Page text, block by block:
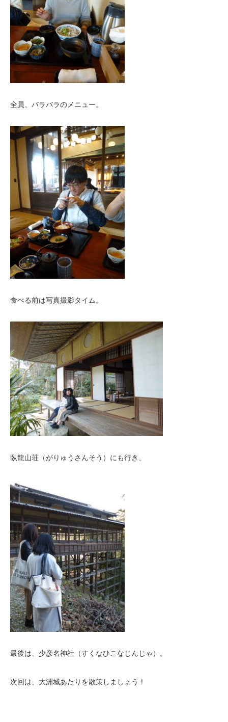
全員、バラバラのメニュー。
食べる前は写真撮影タイム。
臥龍山荘（がりゅうさんそう）にも行き、
最後は、少彦名神社（すくなひこなじんじゃ）。
次回は、大洲城あたりを散策しましょう！